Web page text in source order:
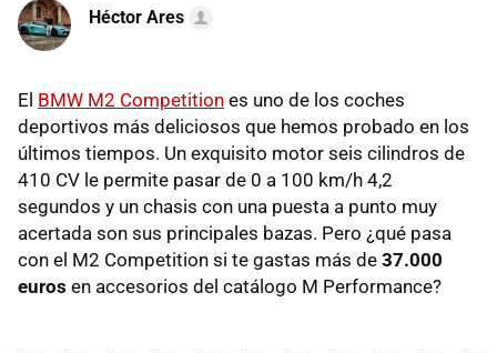
Héctor Ares
El BMW M2 Competition es uno de los coches
deportivos más deliciosos que hemos probado en los
últimos tiempos. Un exquisito motor seis cilindros de
410 CV le permite pasar de 0 a 100 km/h 4,2
segundos y un chasis con una puesta a punto muy
acertada son sus principales bazas. Pero ¿qué pasa
con el M2 Competition si te gastas más de 37.000
euros en accesorios del catálogo M Performance?